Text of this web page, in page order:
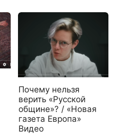
Почему нельзя
верить «Русской
общине»? / «Новая
газета Европа»
Видео